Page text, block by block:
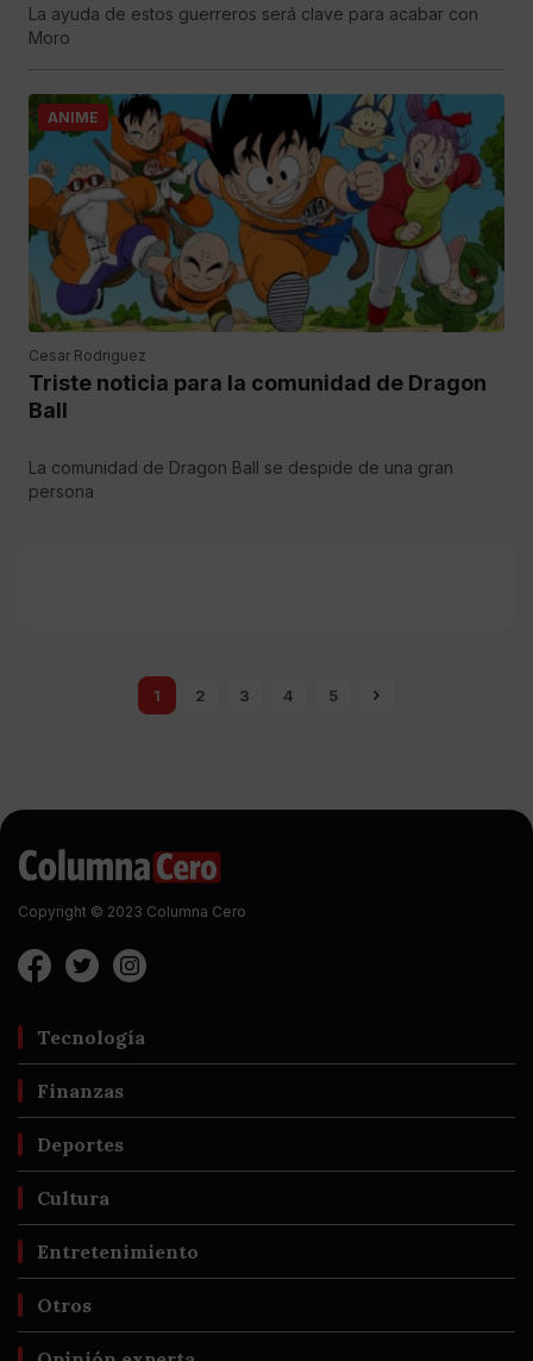
La ayuda de estos guerreros será clave para acabar con
Moro
ANIME
Cesar Rodriguez
Triste noticia para la comunidad de Dragon
Ball
La comunidad de Dragon Ball se despide de una gran
persona
1 2 3 4 5
Copyright © 2023 Columna Cero
Tecnología
Finanzas
Deportes
Cultura
Entretenimiento
Otros